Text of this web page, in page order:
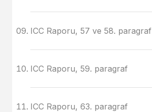
ICC Raporu, 57 ve 58. paragraf
ICC Raporu, 59. paragraf
ICC Raporu, 63. paragraf